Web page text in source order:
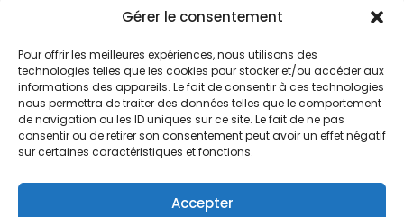
Gérer le consentement
Pour offrir les meilleures expériences, nous utilisons des
technologies telles que les cookies pour stocker et/ou accéder aux
informations des appareils. Le fait de consentir à ces technologies
nous permettra de traiter des données telles que le comportement
de navigation ou les ID uniques sur ce site. Le fait de ne pas
consentir ou de retirer son consentement peut avoir un effet négatif
sur certaines caractéristiques et fonctions.
Accepter
REPRÉSENTANTS DU PERSONNEL
PARTENAIRES ET PROFESSIONNELS